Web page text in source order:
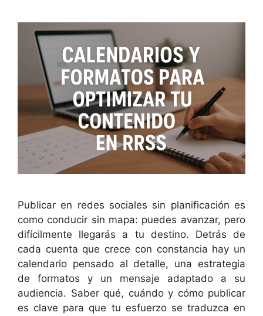
Publicar en redes sociales sin planificación es
como conducir sin mapa: puedes avanzar, pero
difícilmente llegarás a tu destino. Detrás de
cada cuenta que crece con constancia hay un
calendario pensado al detalle, una estrategia
de formatos y un mensaje adaptado a su
audiencia. Saber qué, cuándo y cómo publicar
es clave para que tu esfuerzo se traduzca en